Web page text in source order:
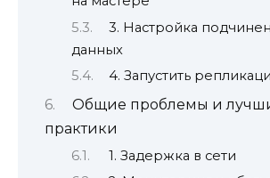
3. Настройка
данных
4. Запустить
Общие проблемы и
практики
1. Задержка в сети